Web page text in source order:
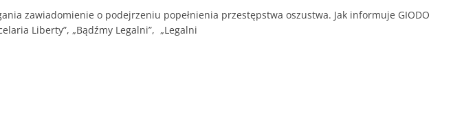
zawiadomienie o podejrzeniu popełnienia przestępstwa oszustwa. Jak informuje GIODO
Liberty”, „Bądźmy Legalni”, „Legalni